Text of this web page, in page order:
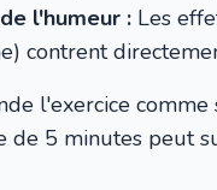
l'humeur : Les
contrent
l'exercice
de 5 minutes peut